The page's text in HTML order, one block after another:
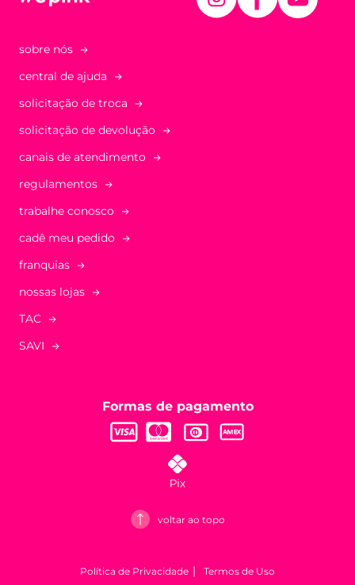
sobre nós
central de ajuda
solicitação de troca
solicitação de devolução
canais de atendimento
regulamentos
trabalhe conosco
cadê meu pedido
franquias
nossas lojas
TAC
SAVI
Formas de pagamento
voltar ao topo
Política de Privacidade Termos de Uso